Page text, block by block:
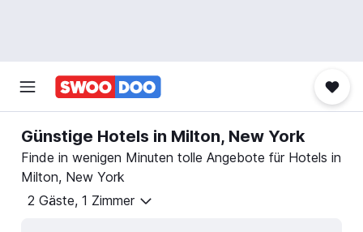
Günstige Hotels in Milton, New York
Finde in wenigen Minuten tolle Angebote für Hotels in
Milton, New York
2 Gäste, 1 Zimmer